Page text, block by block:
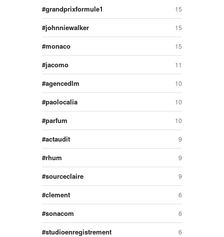
15
grandprixformule1
15
johnniewalker
15
monaco
11
jacomo
10
agencedlm
10
paolocalia
10
parfum
9
actaudit
9
rhum
9
sourceclaire
6
clement
6
sonacom
6
studioenregistrement